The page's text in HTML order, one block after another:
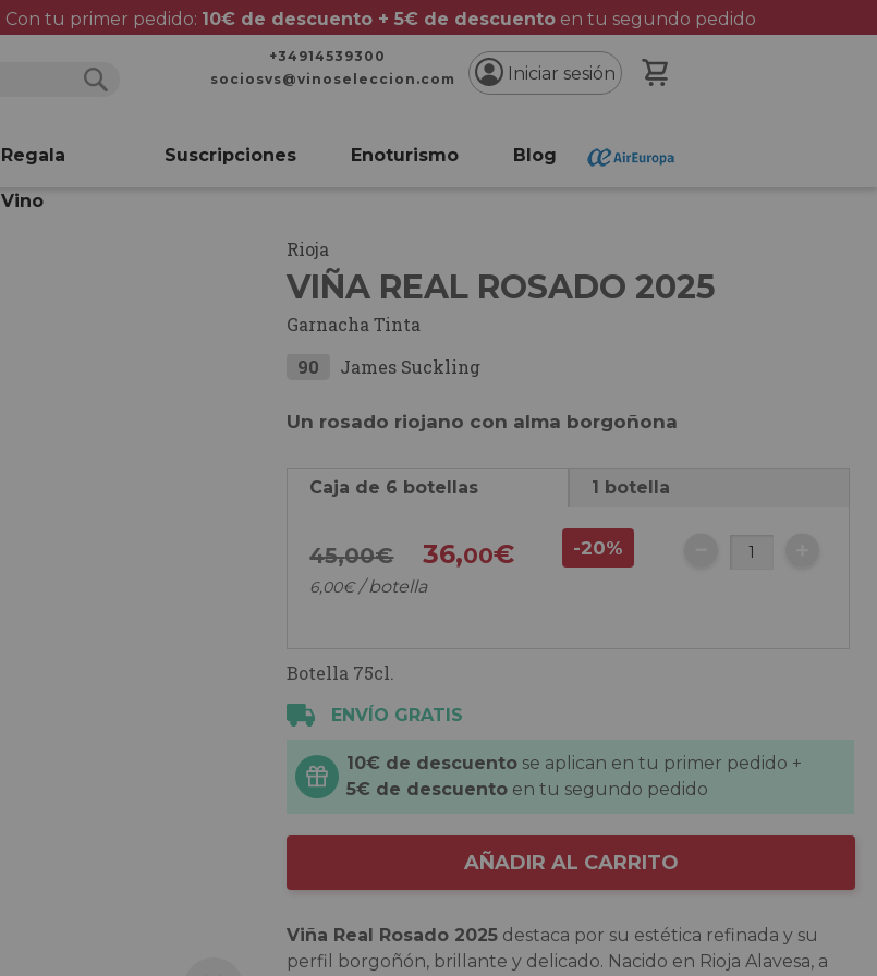
Con tu primer pedido: 10€ de descuento + 5€ de descuentoen tu segundo pedido
+34914539300
sociosvs@vinoseleccion.com
Iniciar sesión
Regala
Vino
Suscripciones Enoturismo Blog
Rioja
VIÑA REAL ROSADO 2025
Garnacha Tinta
90
James Suckling
Un rosado riojano con alma borgoñona
Caja de 6 botellas
45,00€ 36,00€ -20%
6,00€/ botella
1 botella
Botella 75cl.
ENVÍO GRATIS
10€ de descuento se aplican en tu primer pedido +
5€ de descuento en tu segundo pedido
AÑADIR AL CARRITO
Viña Real Rosado 2025 destaca por su estética refinada y su
perfil borgoñón, brillante y delicado. Nacido en Rioja Alavesa, a